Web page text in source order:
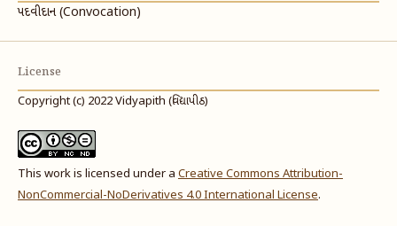
પદવીદાન (Convocation)
License
Copyright (c) 2022 Vidyapith (વિદ્યાપીઠ)
This work is licensed under a Creative Commons Attribution-
NonCommercial-NoDerivatives 4.0 International License.